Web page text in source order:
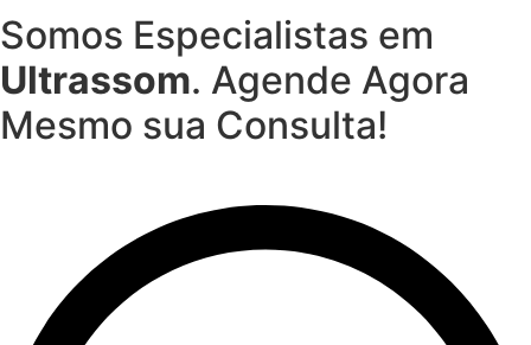
Somos Especialistas em
Ultrassom. Agende Agora
Mesmo sua Consulta!